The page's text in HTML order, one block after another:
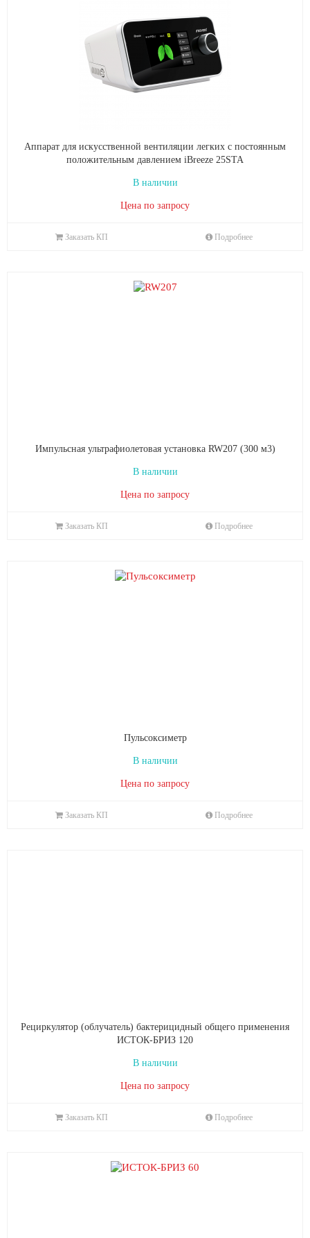
Аппарат для искусственной вентиляции легких с постоянным
положительным давлением iBreeze 25STA
В наличии
Цена по запросу
Заказать КП Подробнее
Импульсная ультрафиолетовая установка RW207 (300 м3)
В наличии
Цена по запросу
Заказать КП Подробнее
Пульсоксиметр
В наличии
Цена по запросу
Заказать КП Подробнее
Рециркулятор (облучатель) бактерицидный общего применения
ИСТОК‑БРИЗ 120
В наличии
Цена по запросу
Заказать КП Подробнее